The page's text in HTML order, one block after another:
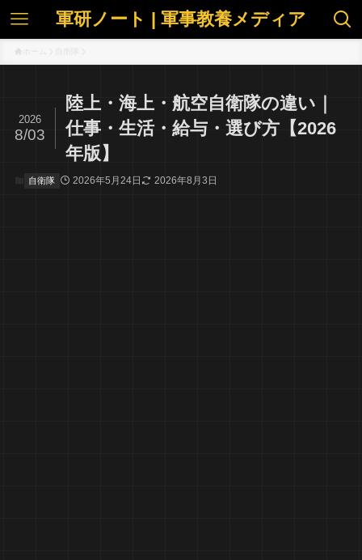
軍研ノート | 軍事教養メディア
陸上・海上・航空自衛隊の違い｜
仕事・生活・給与・選び方【2026
年版】
2026
8/03
自衛隊 2026年5月24日 2026年8月3日